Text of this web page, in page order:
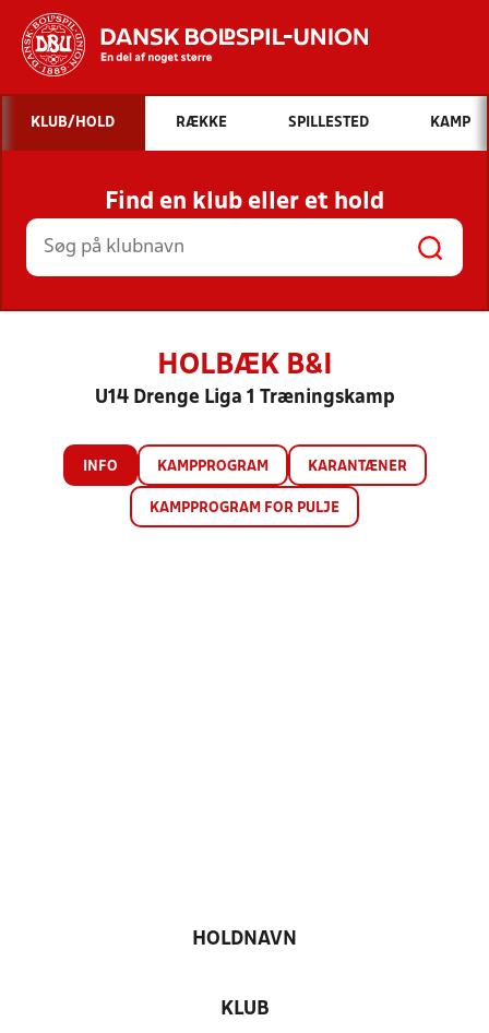
Hvad vil du søge efter?
INDHOLD OG NYHEDER
STILLINGER, RESULTATER, KLUBBER OG
HOLD
KLUB/HOLD RÆKKE SPILLESTED KAMP
Find en klub eller et hold
HOLBÆK B&I
U14 Drenge Liga 1 Træningskamp
INFO KAMPPROGRAM KARANTÆNER
KAMPPROGRAM FOR PULJE
HOLDNAVN
KLUB